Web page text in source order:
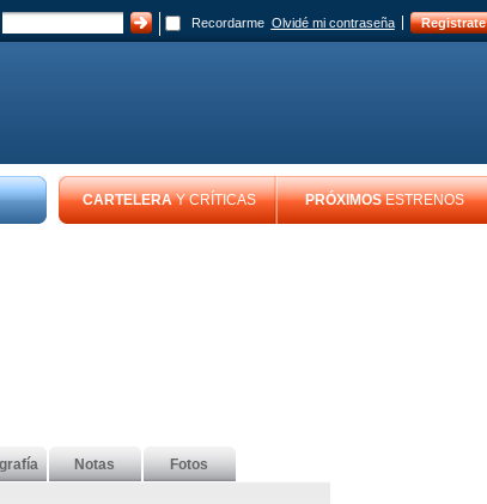
Recordarme Olvidé mi contraseña Registrate
CARTELERAY CRÍTICAS PRÓXIMOSESTRENOS
Notas Fotos